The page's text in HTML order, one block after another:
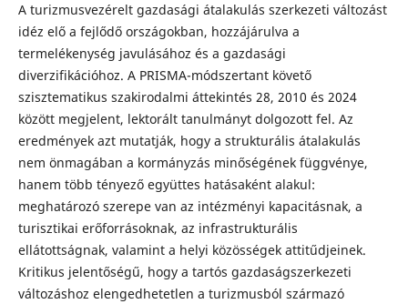
A turizmusvezérelt gazdasági átalakulás szerkezeti változást
idéz elő a fejlődő országokban, hozzájárulva a
termelékenység javulásához és a gazdasági
diverzifikációhoz. A PRISMA-módszertant követő
szisztematikus szakirodalmi áttekintés 28, 2010 és 2024
között megjelent, lektorált tanulmányt dolgozott fel. Az
eredmények azt mutatják, hogy a strukturális átalakulás
nem önmagában a kormányzás minőségének függvénye,
hanem több tényező együttes hatásaként alakul:
meghatározó szerepe van az intézményi kapacitásnak, a
turisztikai erőforrásoknak, az infrastrukturális
ellátottságnak, valamint a helyi közösségek attitűdjeinek.
Kritikus jelentőségű, hogy a tartós gazdaságszerkezeti
változáshoz elengedhetetlen a turizmusból származó